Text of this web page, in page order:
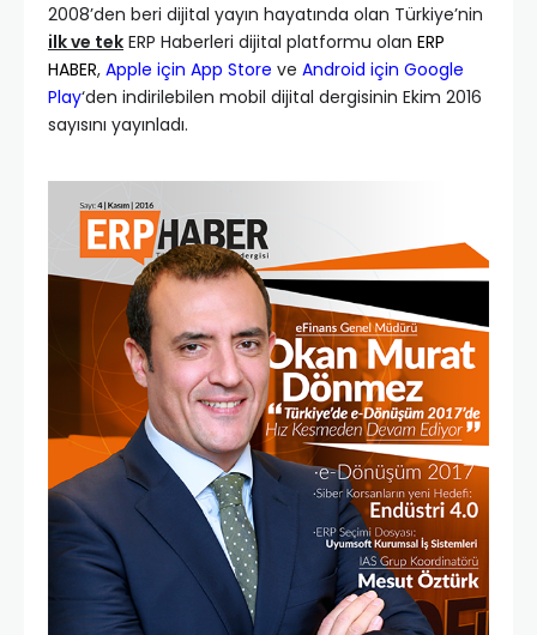
2008’den beri dijital yayın hayatında olan Türkiye’nin
ilk ve tek ERP Haberleri dijital platformu olan ERP
HABER, Apple için App Store ve Android için Google
Play‘den indirilebilen mobil dijital dergisinin Ekim 2016
sayısını yayınladı.